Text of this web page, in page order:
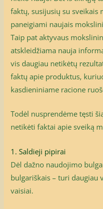
faktų, susijusių su sveikais
paneigiami naujais
Taip pat aktyvaus
atskleidžiama nauja
vis daugiau netikėtų
faktų apie produktus,
kasdieniniame racione
Todėl nusprendėme tęsti
netikėti faktai apie sveiką
1. Saldieji pipirai
Dėl dažno naudojimo
bulgariškais – turi daugiau
vaisiai.